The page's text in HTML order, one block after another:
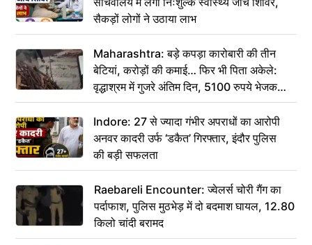
सैकड़ों लोगों ने उठाया लाभ
Maharashtra: बड़े कपड़ा कारोबारी की तीन
बेटियां, करोड़ों की कमाई… फिर भी पिता अकेले:
वृद्धाश्रम में गुजरे अंतिम दिन, 5100 रुपये भेजकर
कहा– अंतिम संस्कार कर दीजिए हम नहीं आ पाएंगे
Indore: 27 से ज्यादा गंभीर अपराधों का आरोपी
अनवर कादरी उर्फ ‘डकैत’ गिरफ्तार, इंदौर पुलिस
की बड़ी सफलता
Raebareli Encounter: ज्वेलर्स चोरी गैंग का
पर्दाफाश, पुलिस मुठभेड़ में दो बदमाश घायल, 12.80
किलो चांदी बरामद